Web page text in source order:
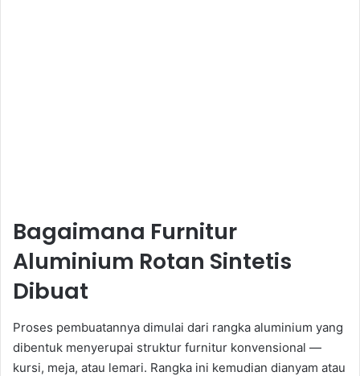
Bagaimana Furnitur
Aluminium Rotan Sintetis
Dibuat
Proses pembuatannya dimulai dari rangka aluminium yang
dibentuk menyerupai struktur furnitur konvensional —
kursi, meja, atau lemari. Rangka ini kemudian dianyam atau